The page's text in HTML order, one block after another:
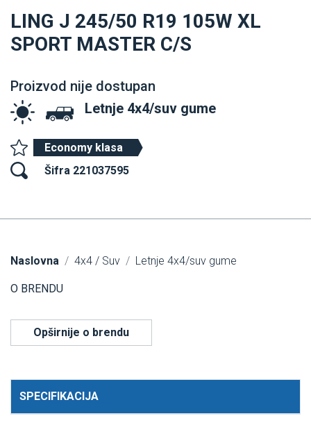
LING J 245/50 R19 105W XL
SPORT MASTER C/S
Proizvod nije dostupan
Letnje 4x4/suv gume
Economy klasa
Šifra 221037595
Naslovna 4x4 / Suv Letnje 4x4/suv gume
O BRENDU
Opširnije o brendu
SPECIFIKACIJA